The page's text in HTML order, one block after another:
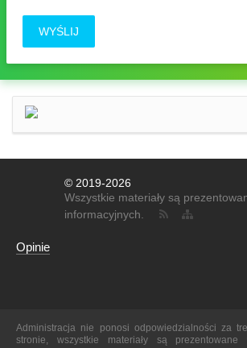
WYŚLIJ
© 2019-2026
Wszystkie materiały są
informacyjnych.
Opinie
Administracja nie ponosi odpowiedzialności za
stronie, wszystkie materiały są prezentowane